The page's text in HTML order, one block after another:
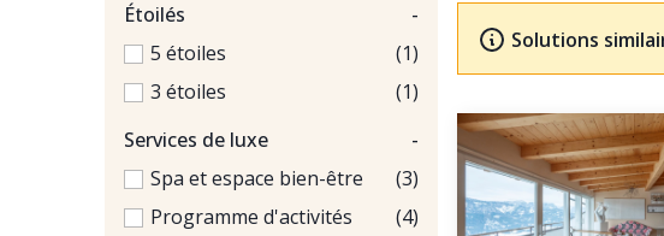
Étoilés
-
5 étoiles
(1)
3 étoiles
(1)
Services de luxe
-
Spa et espace bien-être
(3)
Programme d'activités
(4)
Solutions